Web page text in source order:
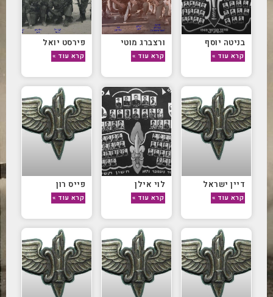
בניטה יוסף
קרא עוד »
ורצברג מוטי
קרא עוד »
פירסט יואל
קרא עוד »
דיין ישראל
קרא עוד »
לוי אילן
קרא עוד »
פייס רון
קרא עוד »